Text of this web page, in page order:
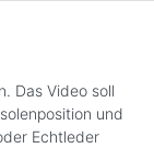
Das Video soll
und
Echtleder